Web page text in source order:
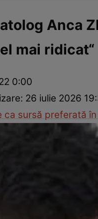
Medicii răspund
Anca
mai ridicat“
0:00
26 iulie 2026
ca sursă preferată în